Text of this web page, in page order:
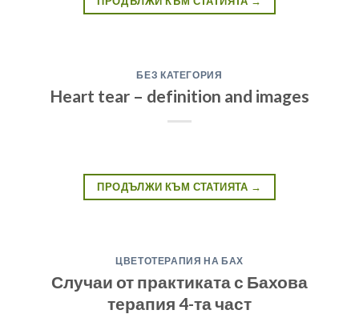
БЕЗ КАТЕГОРИЯ
Heart tear – definition and images
ПРОДЪЛЖИ КЪМ СТАТИЯТА →
ЦВЕТОТЕРАПИЯ НА БАХ
Случаи от практиката с Бахова
терапия 4-та част